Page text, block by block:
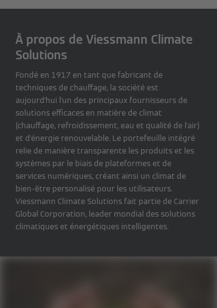
À propos de Viessmann Climate
Solutions
Fondé en 1917 en tant que fabricant de
techniques de chauffage, la société est
aujourd'hui l'un des principaux fournisseurs de
solutions efficaces en matière de climat
(chauffage, refroidissement, eau et qualité de l'air)
et d'énergie renouvelable. Le portefeuille intégré
relie de manière transparente les produits et les
systèmes par le biais de plateformes et de
services numériques, créant ainsi un climat de
bien-être personalisé pour les utilisateurs.
Viessmann Climate Solutions fait partie de Carrier
Global Corporation, leader mondial des solutions
climatiques et énergétiques intelligentes.